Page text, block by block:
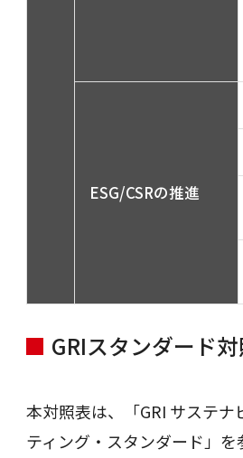
ESG/CSRの推進
GRIスタンダード
本対照表は、「GRI サステナ
ティング・スタンダード」を